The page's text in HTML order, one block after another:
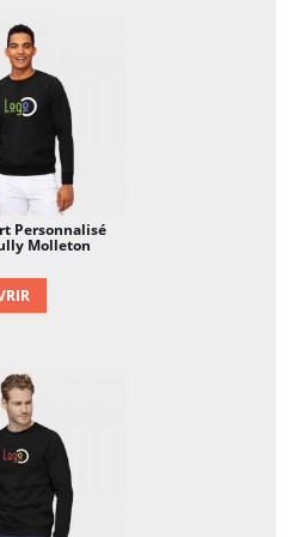
il s'adapte à différents
shirt offre une
en maintenant un niveau
un choix idéal pour
ou les soirées
shirt Seven est facile
sa forme après de
une longévité
Variées
variées, le sweat-shirt
Personnalisé
Molleton